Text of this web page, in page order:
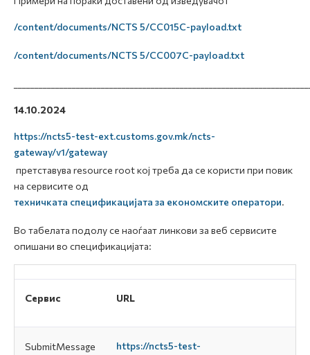
/content/documents/NCTS 5/CC015C-payload.txt
/content/documents/NCTS 5/CC007C-payload.txt
14.10.2024
https://ncts5-test-ext.customs.gov.mk/ncts-
gateway/v1/gateway
претставува resource root кој треба да се користи при повик
на сервисите од
техничката спецификацијата за економските оператори.
Во табелата подолу се наоѓаат линкови за веб сервисите
опишани во спецификацијата:
Сервис URL
SubmitMessage
https://ncts5-test-